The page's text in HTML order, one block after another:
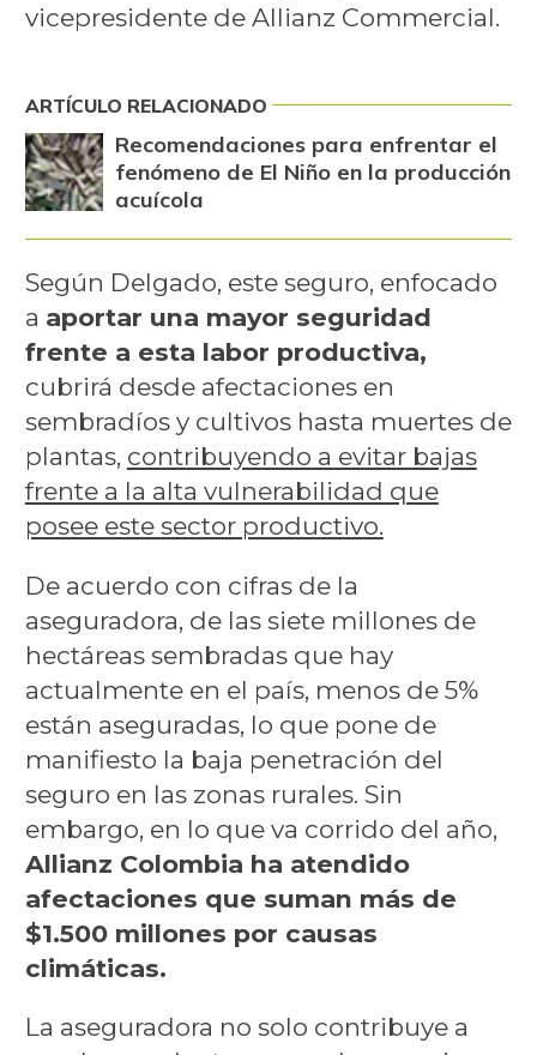
vicepresidente de Allianz Commercial.
ARTÍCULO RELACIONADO
Recomendaciones para enfrentar el
fenómeno de El Niño en la producción
acuícola
Según Delgado, este seguro, enfocado
a aportar una mayor seguridad
frente a esta labor productiva,
cubrirá desde afectaciones en
sembradíos y cultivos hasta muertes de
plantas, contribuyendo a evitar bajas
frente a la alta vulnerabilidad que
posee este sector productivo.
De acuerdo con cifras de la
aseguradora, de las siete millones de
hectáreas sembradas que hay
actualmente en el país, menos de 5%
están aseguradas, lo que pone de
manifiesto la baja penetración del
seguro en las zonas rurales. Sin
embargo, en lo que va corrido del año,
Allianz Colombia ha atendido
afectaciones que suman más de
$1.500 millones por causas
climáticas.
La aseguradora no solo contribuye a